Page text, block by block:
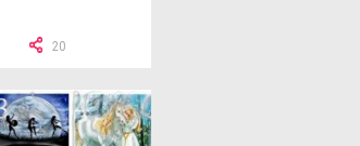
20